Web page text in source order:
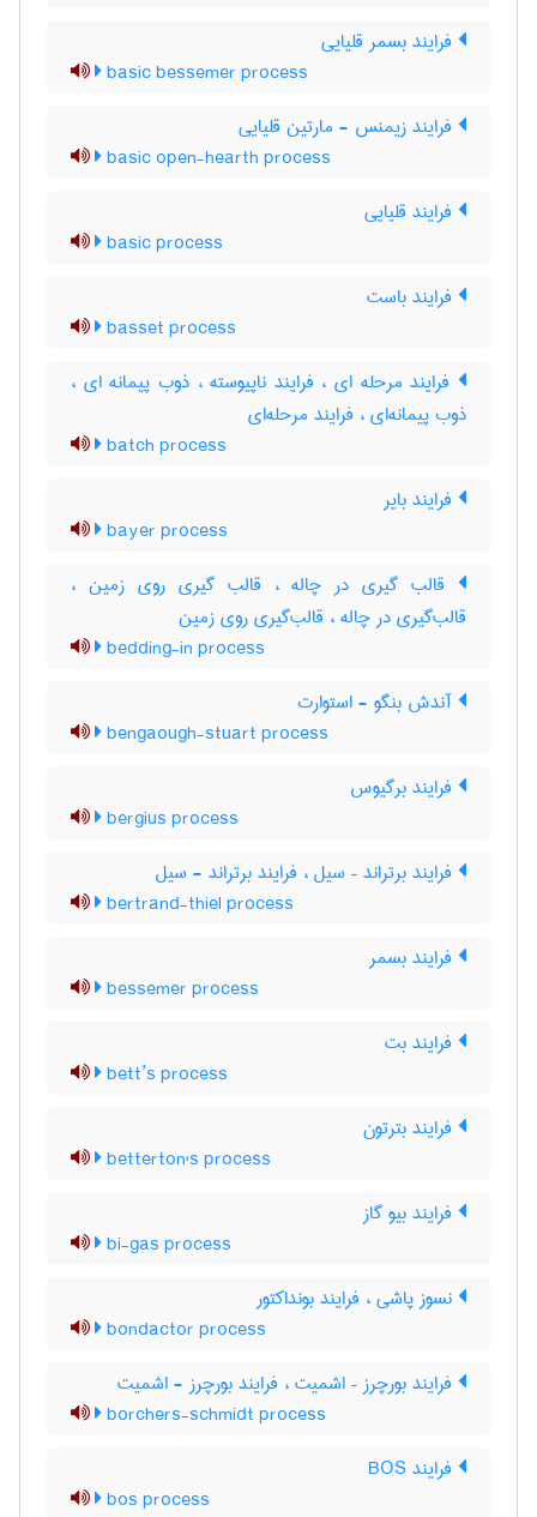
فرایند بسمر قلیایی
basic bessemer process
فرایند زیمنس - مارتین قلیایی
basic open-hearth process
فرایند قلیایی
basic process
فرایند باست
basset process
فرایند مرحله ای ، فرایند ناپیوسته ، ذوب پیمانه ای ،
ذوب پیمانه‌ای ، فرایند مرحله‌ای
batch process
فرایند بایر
bayer process
قالب گیری در چاله ، قالب گیری روی زمین ،
قالب‌گیری در چاله ، قالب‌گیری روی زمین
bedding-in process
آندش بنگو - استوارت
bengaough-stuart process
فرایند برگیوس
bergius process
فرایند برتراند – سیل ، فرایند برتراند - سیل
bertrand-thiel process
فرایند بسمر
bessemer process
فرایند بت
bett’s process
فرایند بترتون
betterton's process
فرایند بیو گاز
bi-gas process
نسوز پاشی ، فرایند بونداکتور
bondactor process
فرایند بورچرز – اشمیت ، فرایند بورچرز - اشمیت
borchers-schmidt process
فرایند BOS
bos process